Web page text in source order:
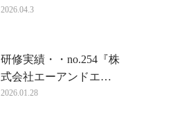
2026.04.3
研修実績・・no.254『株
式会社エーアンドエ…
2026.01.28